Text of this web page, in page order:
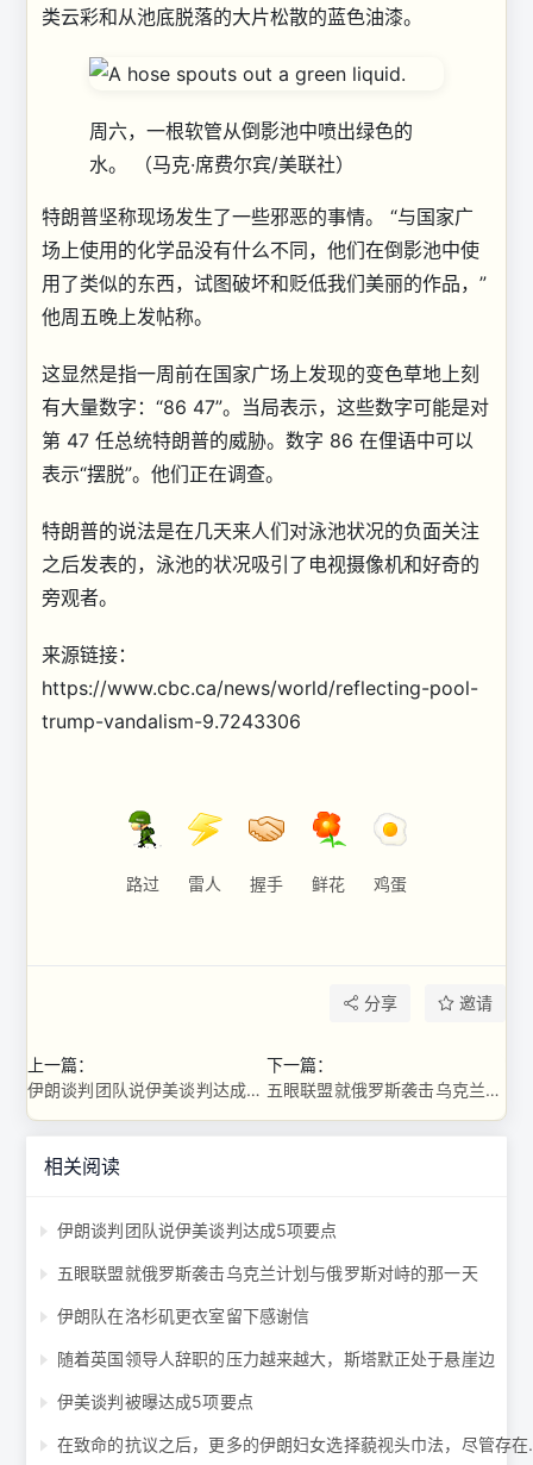
类云彩和从池底脱落的大片松散的蓝色油漆。
周六，一根软管从倒影池中喷出绿色的
水。
（马克·席费尔宾/美联社）
特朗普坚称现场发生了一些邪恶的事情。 “与国家广
场上使用的化学品没有什么不同，他们在倒影池中使
用了类似的东西，试图破坏和贬低我们美丽的作品，”
他周五晚上发帖称。
这显然是指一周前在国家广场上发现的变色草地上刻
有大量数字：“86 47”。当局表示，这些数字可能是对
第 47 任总统特朗普的威胁。数字 86 在俚语中可以
表示“摆脱”。他们正在调查。
特朗普的说法是在几天来人们对泳池状况的负面关注
之后发表的，泳池的状况吸引了电视摄像机和好奇的
旁观者。
来源链接：
https://www.cbc.ca/news/world/reflecting-pool-
trump-vandalism-9.7243306
路过 雷人 握手 鲜花 鸡蛋
分享 邀请
上一篇：
伊朗谈判团队说伊美谈判达成5项要点
下一篇：
五眼联盟就俄罗斯袭击乌克兰计划与俄罗斯对峙的那一天
相关阅读
伊朗谈判团队说伊美谈判达成5项要点
五眼联盟就俄罗斯袭击乌克兰计划与俄罗斯对峙的那一天
伊朗队在洛杉矶更衣室留下感谢信
随着英国领导人辞职的压力越来越大，斯塔默正处于悬崖边
伊美谈判被曝达成5项要点
在致命的抗